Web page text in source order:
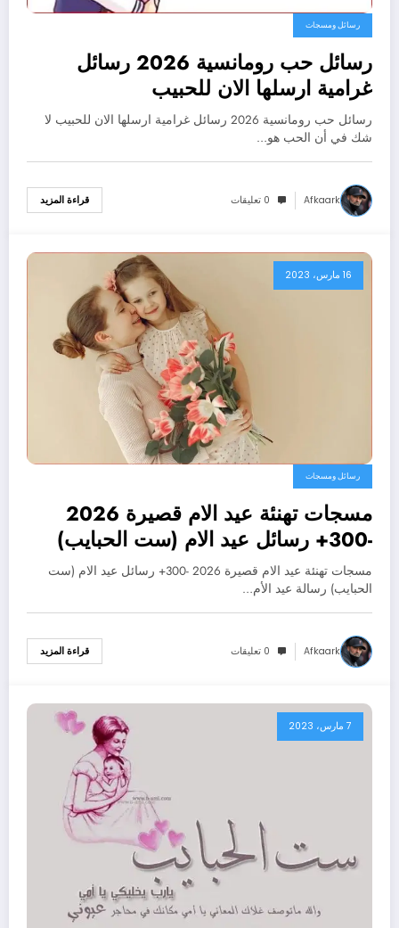
رسائل ومسجات
رسائل حب رومانسية 2026 رسائل
غرامية ارسلها الان للحبيب
رسائل حب رومانسية 2026 رسائل غرامية ارسلها الان للحبيب لا
شك في أن الحب هو…
Afkaark 0 تعليقات قراءة المزيد
16 مارس، 2023
رسائل ومسجات
مسجات تهنئة عيد الام قصيرة 2026
-300+ رسائل عيد الام (ست الحبايب)
مسجات تهنئة عيد الام قصيرة 2026 -300+ رسائل عيد الام (ست
الحبايب) رسالة عيد الأم…
Afkaark 0 تعليقات قراءة المزيد
7 مارس، 2023